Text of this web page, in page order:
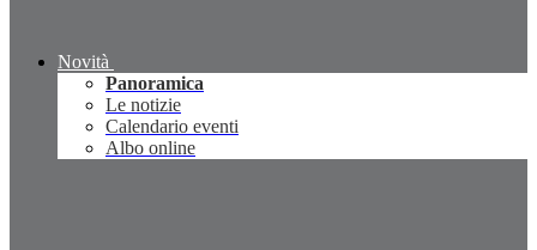
Novità
Panoramica
Le notizie
Calendario eventi
Albo online